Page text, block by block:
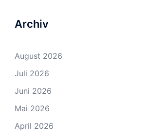
Archiv
August 2026
Juli 2026
Juni 2026
Mai 2026
April 2026